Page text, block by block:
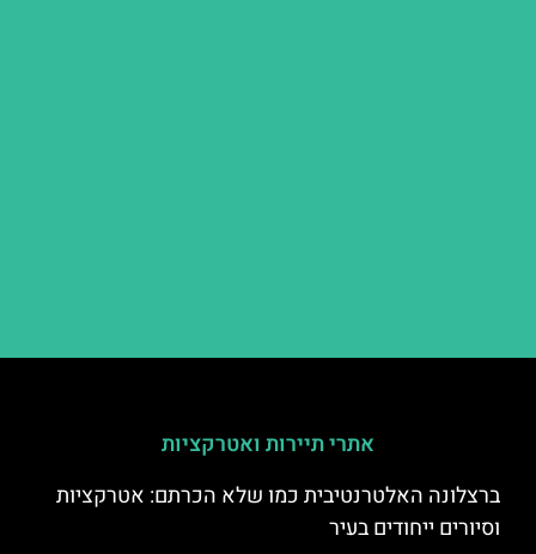
אתרי תיירות ואטרקציות
ברצלונה האלטרנטיבית כמו שלא הכרתם: אטרקציות
וסיורים ייחודים בעיר